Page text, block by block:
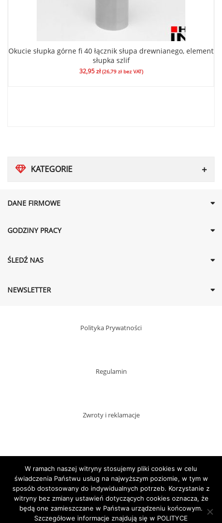
KATEGORIE
Okucie słupka górne fi 40 łącznik słupa drewnianego, element
słupka szlif
32,95zł (26,79 złbez VAT)
DANE FIRMOWE
GODZINY PRACY
ŚLEDŹ NAS
NEWSLETTER
Polityka Prywatności
Regulamin
Zwroty i reklamacje
Dostawy
Płatności
W ramach naszej witryny stosujemy pliki cookies w celu
świadczenia Państwu usług na najwyższym poziomie, w tym w
sposób dostosowany do indywidualnych potrzeb. Korzystanie z
witryny bez zmiany ustawień dotyczących cookies oznacza, że
będą one zamieszczane w Państwa urządzeniu końcowym.
Szczegółowe informacje znajdują się w POLITYCE